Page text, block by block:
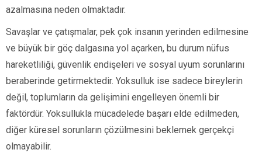
azalmasına neden olmaktadır.
Savaşlar ve çatışmalar, pek çok insanın yerinden edilmesine
ve büyük bir göç dalgasına yol açarken, bu durum nüfus
hareketliliği, güvenlik endişeleri ve sosyal uyum sorunlarını
beraberinde getirmektedir. Yoksulluk ise sadece bireylerin
değil, toplumların da gelişimini engelleyen önemli bir
faktördür. Yoksullukla mücadelede başarı elde edilmeden,
diğer küresel sorunların çözülmesini beklemek gerçekçi
olmayabilir.